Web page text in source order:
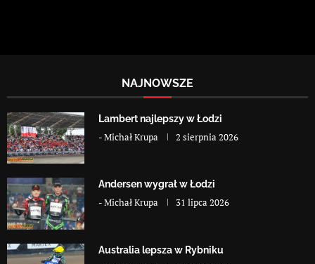
NAJNOWSZE
Lambert najlepszy w Łodzi
-Michał Krupa 2 sierpnia 2026
Andersen wygrał w Łodzi
-Michał Krupa 31 lipca 2026
Australia lepsza w Rybniku